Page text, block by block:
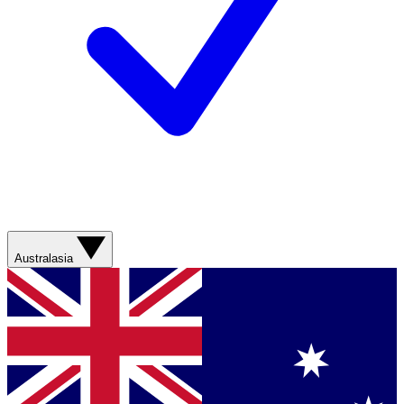
Australasia